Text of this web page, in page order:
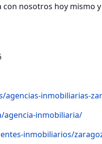
con nosotros hoy mismo
agencias-inmobiliarias-
agencia-inmobiliaria/
inmobiliarios/